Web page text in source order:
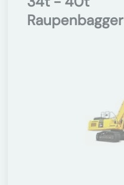
Raupenbagger